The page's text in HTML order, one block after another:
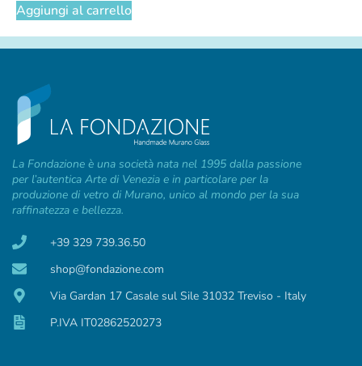
Aggiungi al carrello
La Fondazione è una società nata nel 1995 dalla passione
per l’autentica Arte di Venezia e in particolare per la
produzione di vetro di Murano, unico al mondo per la sua
raffinatezza e bellezza.
+39 329 739.36.50
shop@fondazione.com
Via Gardan 17 Casale sul Sile 31032 Treviso - Italy
P.IVA IT02862520273